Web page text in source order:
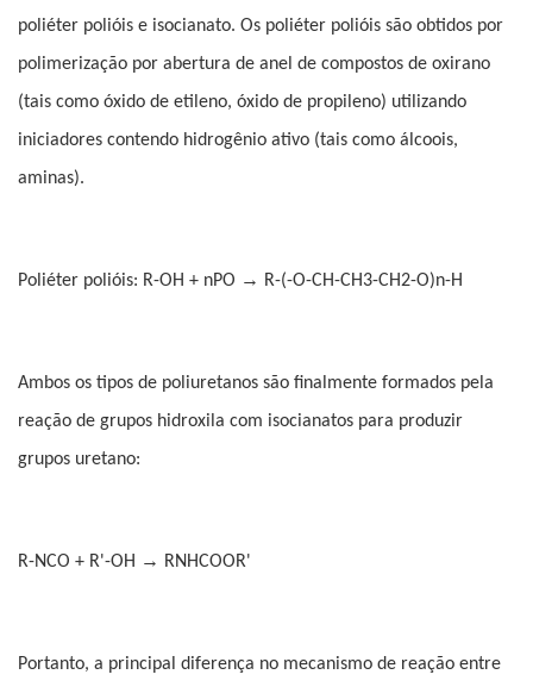
poliéter polióis e isocianato. Os poliéter polióis são obtidos por
polimerização por abertura de anel de compostos de oxirano
(tais como óxido de etileno, óxido de propileno) utilizando
iniciadores contendo hidrogênio ativo (tais como álcoois,
aminas).
Poliéter polióis: R-OH + nPO → R-(-O-CH-CH3-CH2-O)n-H
Ambos os tipos de poliuretanos são finalmente formados pela
reação de grupos hidroxila com isocianatos para produzir
grupos uretano:
R-NCO + R'-OH → RNHCOOR'
Portanto, a principal diferença no mecanismo de reação entre